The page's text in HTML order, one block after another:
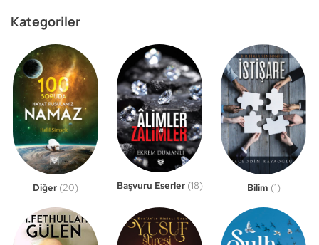
Kategoriler
Diğer (20) Başvuru Eserler (18) Bilim (1)